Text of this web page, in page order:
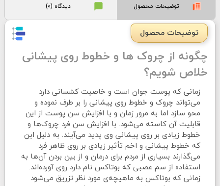
توضیحات محصول دیدگاه (0)
توضیحات محصول
چگونه از چروک ها و خطوط روی پیشانی
خلاص شویم؟
زمانی که پوست جوان است و خاصیت کشسانی دارد
می‌تواند چروک و خطوط روی پیشانی را بر طرف نموده و
محو سازد اما به مرور زمان و با افزایش سن پوست از این
قابلیت آن کاسته می‌شود. با افزایش سن فرد چروک‌ها و
خطوط زیادی بر روی پیشانی وی پدید می‌آیند. به دلیل این
که خطوط پیشانی و اخم تأثیر زیادی بر روی ظاهر فرد
می‌گذارند بسیاری از مردم برای درمان و از بین بردن آن‌ها به
استفاده از سم عصبی که بوتاکس نام دارد روی آورده‌اند.
زمانی که بوتاکس به ماهیچه‌ی مورد نظر تزریق می‌شود